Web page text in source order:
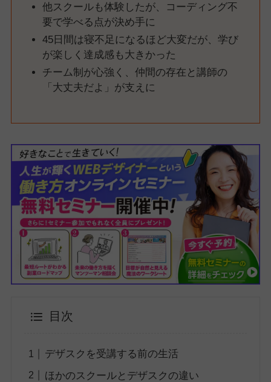
他スクールも体験したが、コーディング不
要で学べる点が決め手に
45日間は寝不足になるほど大変だが、学び
が楽しく達成感も大きかった
チーム制が心強く、仲間の存在と講師の
「大丈夫だよ」が支えに
目次
デザスクを受講する前の生活
ほかのスクールとデザスクの違い